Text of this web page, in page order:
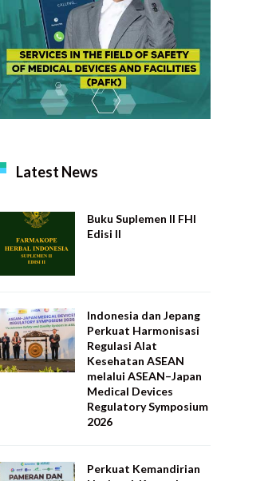
Latest News
Buku Suplemen II FHI
Edisi II
Indonesia dan Jepang
Perkuat Harmonisasi
Regulasi Alat
Kesehatan ASEAN
melalui ASEAN–Japan
Medical Devices
Regulatory Symposium
2026
Perkuat Kemandirian